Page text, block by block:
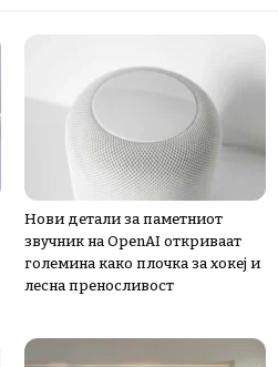
Нови детали за паметниот
звучник на OpenAI откриваат
големина како плочка за хокеј и
лесна преносливост